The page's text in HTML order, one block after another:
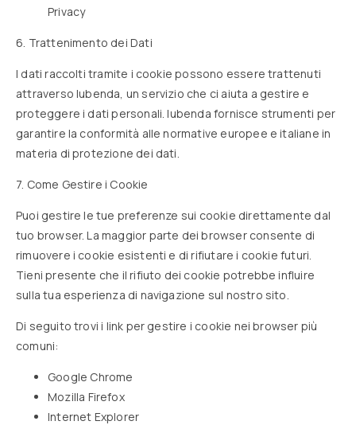
Privacy
6. Trattenimento dei Dati
I dati raccolti tramite i cookie possono essere trattenuti
attraverso Iubenda, un servizio che ci aiuta a gestire e
proteggere i dati personali. Iubenda fornisce strumenti per
garantire la conformità alle normative europee e italiane in
materia di protezione dei dati.
7. Come Gestire i Cookie
Puoi gestire le tue preferenze sui cookie direttamente dal
tuo browser. La maggior parte dei browser consente di
rimuovere i cookie esistenti e di rifiutare i cookie futuri.
Tieni presente che il rifiuto dei cookie potrebbe influire
sulla tua esperienza di navigazione sul nostro sito.
Di seguito trovi i link per gestire i cookie nei browser più
comuni:
Google Chrome
Mozilla Firefox
Internet Explorer